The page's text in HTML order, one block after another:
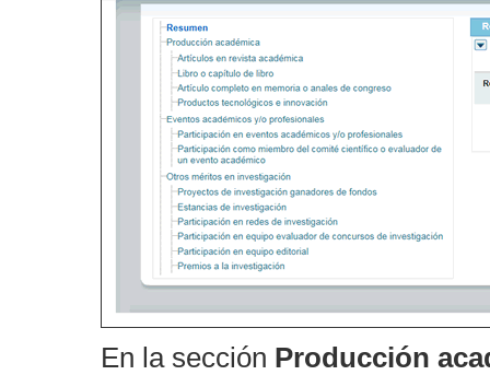
En la sección Producción